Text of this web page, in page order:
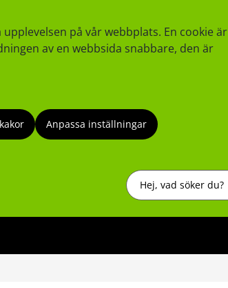
på vår webbplats. En cookie är
av en webbsida snabbare, den är
Anpassa inställningar
Sök